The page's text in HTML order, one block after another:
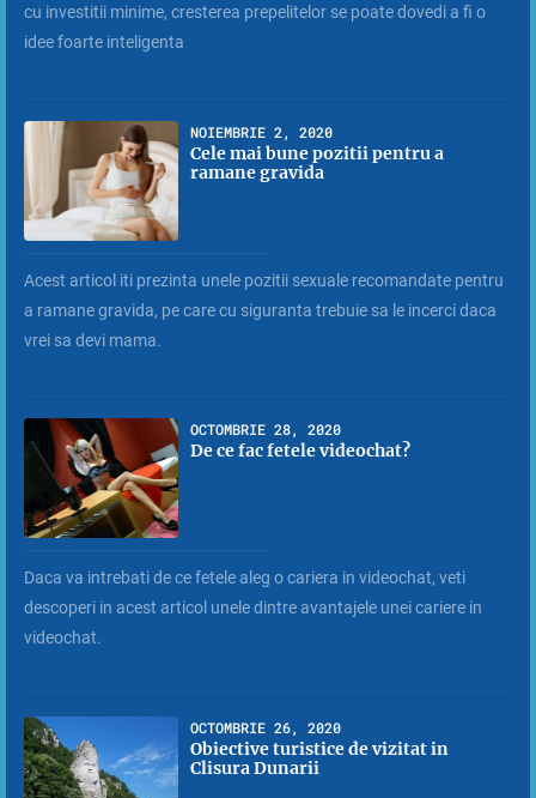
cu investitii minime, cresterea prepelitelor se poate dovedi a fi o
idee foarte inteligenta
NOIEMBRIE 2, 2020
Cele mai bune pozitii pentru a
ramane gravida
Acest articol iti prezinta unele pozitii sexuale recomandate pentru
a ramane gravida, pe care cu siguranta trebuie sa le incerci daca
vrei sa devi mama.
OCTOMBRIE 28, 2020
De ce fac fetele videochat?
Daca va intrebati de ce fetele aleg o cariera in videochat, veti
descoperi in acest articol unele dintre avantajele unei cariere in
videochat.
OCTOMBRIE 26, 2020
Obiective turistice de vizitat in
Clisura Dunarii